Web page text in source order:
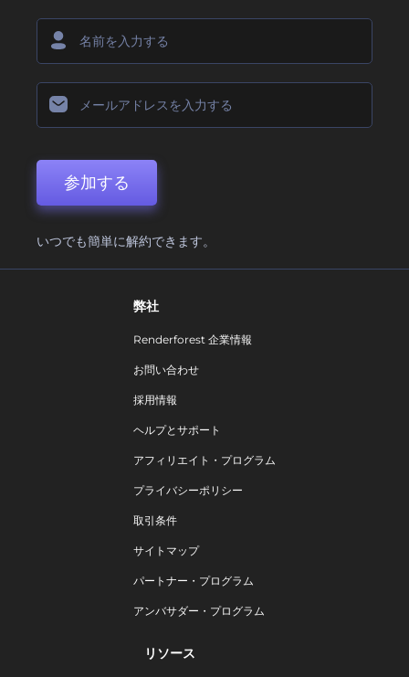
参加する
いつでも簡単に解約できます。
弊社
Renderforest 企業情報
お問い合わせ
採用情報
ヘルプとサポート
アフィリエイト・プログラム
プライバシーポリシー
取引条件
サイトマップ
パートナー・プログラム
アンバサダー・プログラム
リソース